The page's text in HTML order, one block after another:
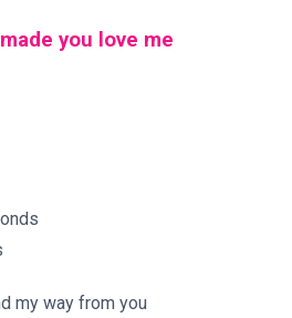
you love me
my way from you